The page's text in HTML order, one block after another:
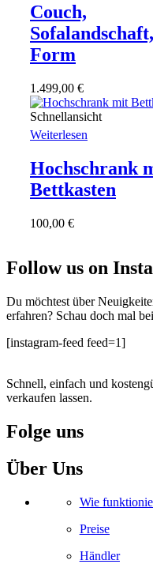
Couch,
Form
1.499,00 €
Schnellansicht
Weiterlesen
Hochschrank
Bettkasten
100,00 €
Follow us on
Du möchtest über
erfahren? Schau doch mal
[instagram-feed feed=1]
Schnell, einfach und
verkaufen lassen.
Folge uns
Facebook
Instagram
Whatsapp
Youtube
Über Uns
Wie
Preise
Händler